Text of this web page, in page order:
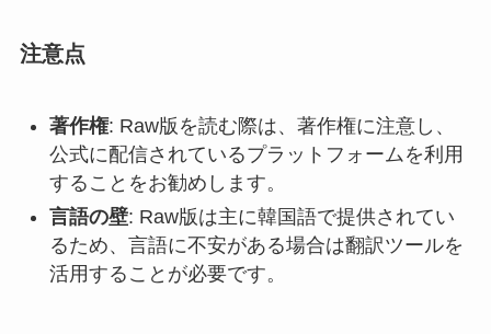
注意点
著作権: Raw版を読む際は、著作権に注意し、
公式に配信されているプラットフォームを利用
することをお勧めします。
言語の壁: Raw版は主に韓国語で提供されてい
るため、言語に不安がある場合は翻訳ツールを
活用することが必要です。